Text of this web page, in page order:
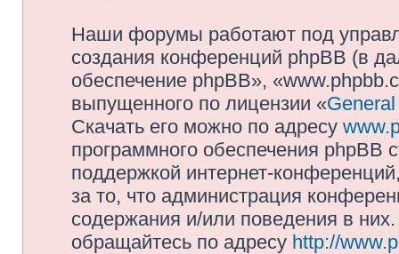
Наши форумы работают под
создания конференций phpBB (в
обеспечение phpBB»,
выпущенного по лицензии «
Скачать его можно по адресу
программного обеспечения phpBB
поддержкой интернет-
за то, что администрация
содержания и/или поведения в
обращайтесь по адресу http://